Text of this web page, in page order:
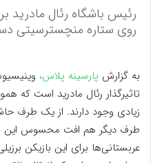
رئیس باشگاه رئال مادرید
روی ستاره منچسترسیتی
به گزارش پارسینه پلاس،
تاثیرگذار رئال مادرید است که
زیادی وجود دارند. از یک طرف
طرف دیگر هم افت محسوس این
عربستانی‌ها برای این بازیکن